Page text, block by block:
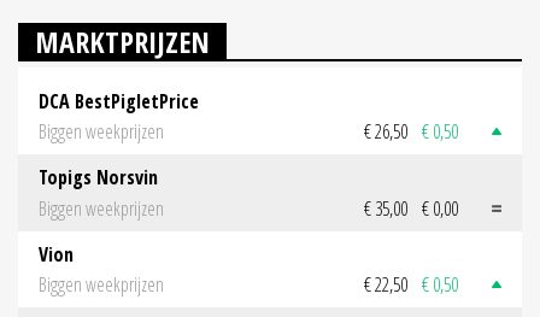
MARKTPRIJZEN
DCA BestPigletPrice
Biggen weekprijzen
€ 26,50 € 0,50
Topigs Norsvin
Biggen weekprijzen
€ 35,00 € 0,00
Vion
Biggen weekprijzen
€ 22,50 € 0,50